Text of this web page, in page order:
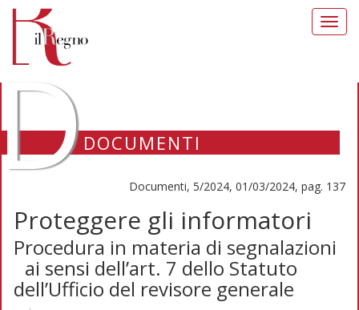
DOCUMENTI
Documenti, 5/2024, 01/03/2024, pag. 137
Proteggere gli informatori
Procedura in materia di segnalazioni
ai sensi dell’art. 7 dello Statuto
dell’Ufficio del revisore generale